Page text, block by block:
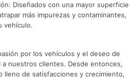
Diseñados con una mayor superficie
más impurezas y contaminantes,
vehículo.
por los vehículos y el deseo de
nuestros clientes. Desde entonces,
lleno de satisfacciones y crecimiento,